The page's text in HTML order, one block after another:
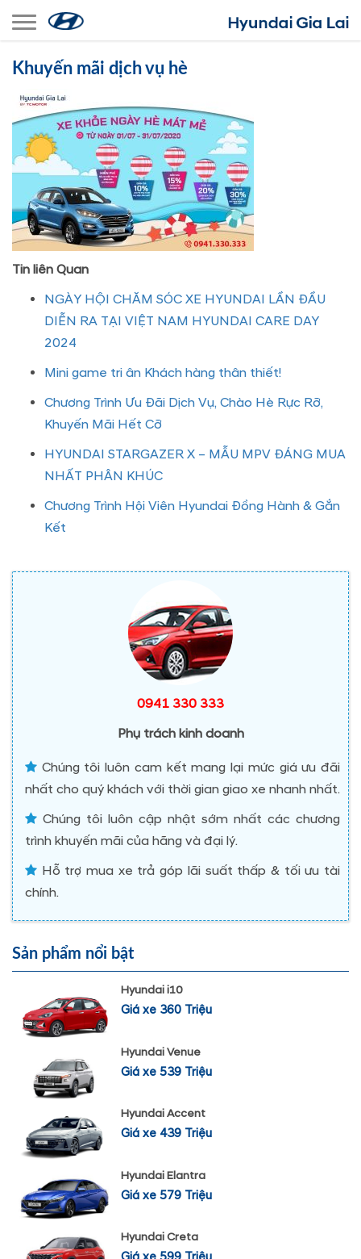
Toggle navigation
Khuyến mãi dịch vụ hè
Tin liên Quan
NGÀY HỘI CHĂM SÓC XE HYUNDAI LẦN ĐẦU
DIỄN RA TẠI VIỆT NAM HYUNDAI CARE DAY
2024
Mini game tri ân Khách hàng thân thiết!
Chương Trình Ưu Đãi Dịch Vụ, Chào Hè Rực Rỡ,
Khuyến Mãi Hết Cỡ
HYUNDAI STARGAZER X – MẪU MPV ĐÁNG MUA
NHẤT PHÂN KHÚC
Chương Trình Hội Viên Hyundai Đồng Hành & Gắn
Kết
0941 330 333
Phụ trách kinh doanh
Chúng tôi luôn cam kết mang lại mức giá ưu đãi
nhất cho quý khách với thời gian giao xe nhanh nhất.
Chúng tôi luôn cập nhật sớm nhất các chương
trình khuyến mãi của hãng và đại lý.
Hỗ trợ mua xe trả góp lãi suất thấp & tối ưu tài
chính.
Sản phẩm nổi bật
Hyundai i10
Giá xe 360 Triệu
Hyundai Venue
Giá xe 539 Triệu
Hyundai Accent
Giá xe 439 Triệu
Hyundai Elantra
Giá xe 579 Triệu
Hyundai Creta